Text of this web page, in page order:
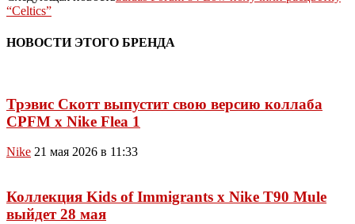
“Celtics”
НОВОСТИ ЭТОГО БРЕНДА
Трэвис Скотт выпустит свою версию коллаба
CPFM x Nike Flea 1
Nike 21 мая 2026 в 11:33
Коллекция Kids of Immigrants x Nike T90 Mule
выйдет 28 мая